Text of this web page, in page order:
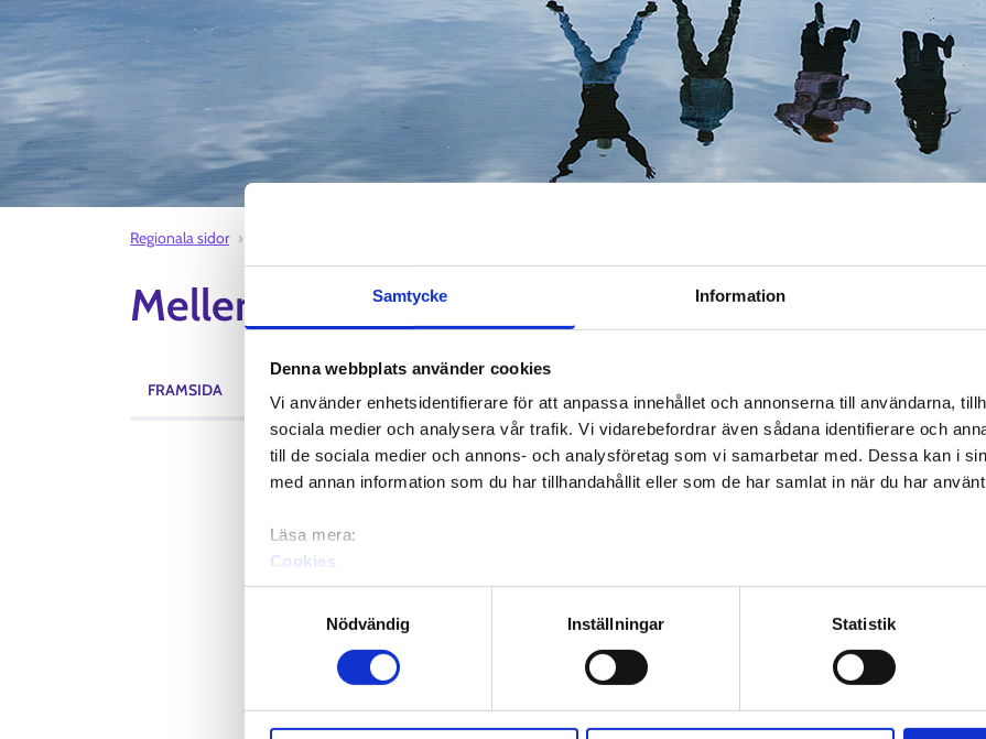
Samtycke Information
Denna webbplats använder cookies
Vi använder enhetsidentifierare för att anpassa innehållet och annonserna till användarna,
sociala medier och analysera vår trafik. Vi vidarebefordrar även sådana identifierare och
till de sociala medier och annons- och analysföretag som vi samarbetar med. Dessa kan i
med annan information som du har tillhandahållit eller som de har samlat in när du har
Läsa mera:
Cookies
Dataskydd och behandling av personuppgifter
Nödvändig
Inställningar Statistik
Regionala sidor
Mellersta Österbotten sysselsättningsområde
FRAMSIDA TJÄNSTER
Evenemang